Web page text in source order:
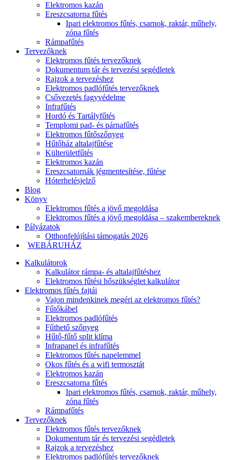
Elektromos kazán
Ereszcsatorna fűtés
Ipari elektromos fűtés, csarnok, raktár, műhely,
zóna fűtés
Rámpafűtés
Tervezőknek
Elektromos fűtés tervezőknek
Dokumentum tár és tervezési segédletek
Rajzok a tervezéshez
Elektromos padlófűtés tervezőknek
Csővezetés fagyvédelme
Infrafűtés
Hordó és Tartályfűtés
Templomi pad- és párnafűtés
Elektromos fűtőszőnyeg
Hűtőház altalajfűtése
Külterületfűtés
Elektromos kazán
Ereszcsatornák jégmentesítése, fűtése
Hóterhelésjelző
Blog
Könyv
Elektromos fűtés a jövő megoldása
Elektromos fűtés a jövő megoldása – szakembereknek
Pályázatok
Otthonfelújítási támogatás 2026
WEBÁRUHÁZ
Kalkulátorok
Kalkulátor rámpa- és altalajfűtéshez
Elektromos fűtési hőszükséglet kalkulátor
Elektromos fűtés fajtái
Vajon mindenkinek megéri az elektromos fűtés?
Fűtőkábel
Elektromos padlófűtés
Fűthető szőnyeg
Hűtő-fűtő split klíma
Infrapanel és infrafűtés
Elektromos fűtés napelemmel
Okos fűtés és a wifi termosztát
Elektromos kazán
Ereszcsatorna fűtés
Ipari elektromos fűtés, csarnok, raktár, műhely,
zóna fűtés
Rámpafűtés
Tervezőknek
Elektromos fűtés tervezőknek
Dokumentum tár és tervezési segédletek
Rajzok a tervezéshez
Elektromos padlófűtés tervezőknek